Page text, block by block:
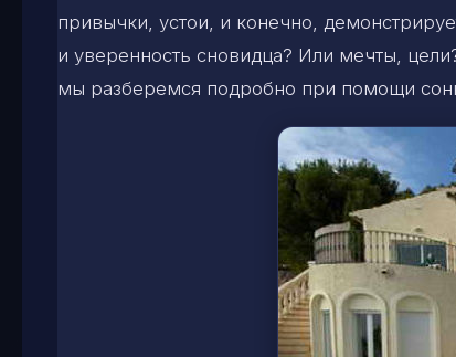
привычки, устои, и конечно,
и уверенность сновидца? Или мечты,
мы разберемся подробно при помощи